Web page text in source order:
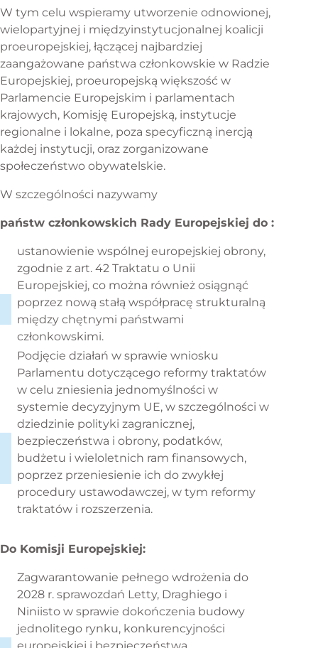
W tym celu wspieramy utworzenie odnowionej,
wielopartyjnej i międzyinstytucjonalnej koalicji
proeuropejskiej, łączącej najbardziej
zaangażowane państwa członkowskie w Radzie
Europejskiej, proeuropejską większość w
Parlamencie Europejskim i parlamentach
krajowych, Komisję Europejską, instytucje
regionalne i lokalne, poza specyficzną inercją
każdej instytucji, oraz zorganizowane
społeczeństwo obywatelskie.
W szczególności nazywamy
państw członkowskich Rady Europejskiej do :
ustanowienie wspólnej europejskiej obrony,
zgodnie z art. 42 Traktatu o Unii
Europejskiej, co można również osiągnąć
poprzez nową stałą współpracę strukturalną
między chętnymi państwami
członkowskimi.
Podjęcie działań w sprawie wniosku
Parlamentu dotyczącego reformy traktatów
w celu zniesienia jednomyślności w
systemie decyzyjnym UE, w szczególności w
dziedzinie polityki zagranicznej,
bezpieczeństwa i obrony, podatków,
budżetu i wieloletnich ram finansowych,
poprzez przeniesienie ich do zwykłej
procedury ustawodawczej, w tym reformy
traktatów i rozszerzenia.
Do Komisji Europejskiej:
Zagwarantowanie pełnego wdrożenia do
2028 r. sprawozdań Letty, Draghiego i
Niniisto w sprawie dokończenia budowy
jednolitego rynku, konkurencyjności